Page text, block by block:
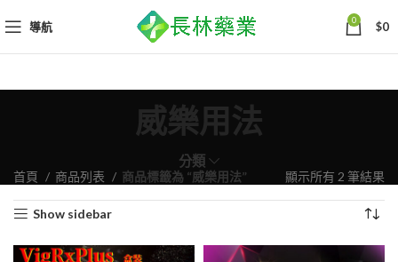
導航 0 $0
威樂用法
分類
首頁 商品列表 商品標籤為 “威樂用法” 顯示所有 2 筆結果
排
Show sidebar